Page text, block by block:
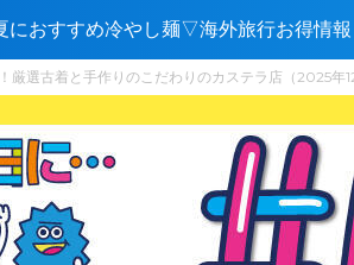
おすすめ冷やし麺▽海外旅行お得情
厳選古着と手作りのこだわりのカステラ店（2025年